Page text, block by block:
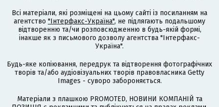
Всі матеріали, які розміщені на цьому сайті із посиланням на
агентство "Інтерфакс-Україна", не підлягають подальшому
відтворенню та/чи розповсюдженню в будь-якій формі,
інакше як з письмового дозволу агентства "Інтерфакс-
Україна".
Будь-яке копіювання, передрук та відтворення фотографічних
творів та/або аудіовізуальних творів правовласника Getty
Images - суворо забороняється.
Матеріали з плашкою PROMOTED, НОВИНИ КОМПАНІЙ та